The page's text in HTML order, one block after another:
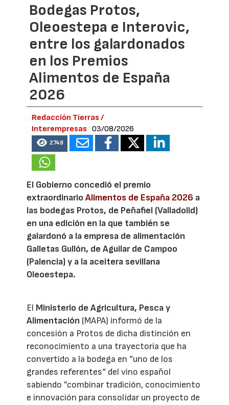
Bodegas Protos,
Oleoestepa e Interovic,
entre los galardonados
en los Premios
Alimentos de España
2026
Redacción Tierras /
Interempresas
03/08/2026
2749
El Gobierno concedió el premio
extraordinarioAlimentos de España 2026 a
las bodegas Protos, de Peñafiel (Valladolid)
en una edición en la que también se
galardonó a la empresa de alimentación
Galletas Gullón, de Aguilar de Campoo
(Palencia) y a la aceitera sevillana
Oleoestepa.
El Ministerio de Agricultura, Pesca y
Alimentación (MAPA) informó de la
concesión a Protos de dicha distinción en
reconocimiento a una trayectoria que ha
convertido a la bodega en “uno de los
grandes referentes“ del vino español
sabiendo ”combinar tradición, conocimiento
e innovación para consolidar un proyecto de